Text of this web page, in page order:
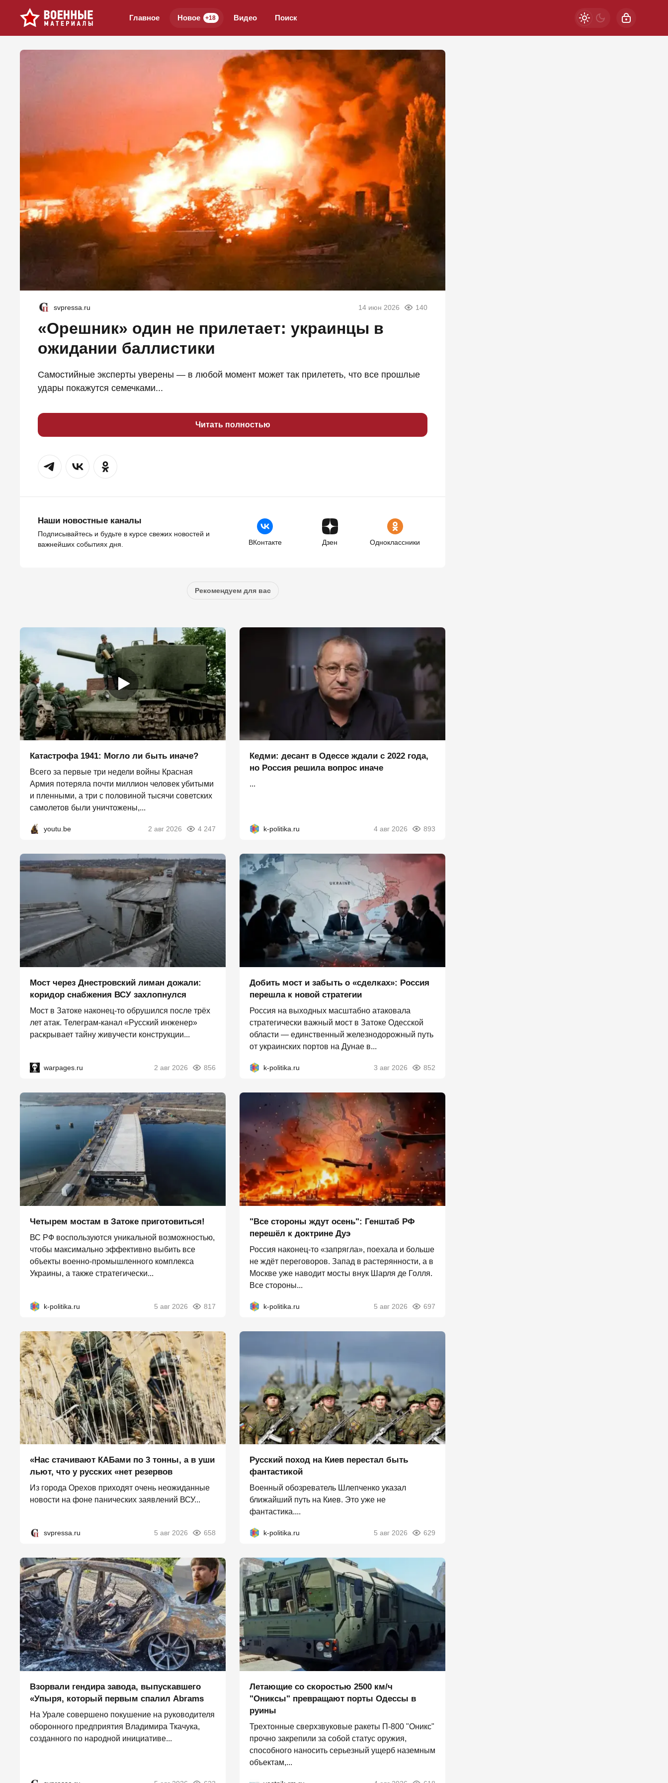
Главное Новое +18 Видео Поиск
svpressa.ru 14 июн 2026 140
«Орешник» один не прилетает: украинцы в
ожидании баллистики
Самостийные эксперты уверены — в любой момент может так прилететь, что все прошлые
удары покажутся семечками...
Читать полностью
Наши новостные каналы
Подписывайтесь и будьте в курсе свежих новостей и
важнейших событиях дня.
ВКонтакте Дзен Одноклассники
Рекомендуем для вас
Катастрофа 1941: Могло ли быть иначе?
Всего за первые три недели войны Красная
Армия потеряла почти миллион человек убитыми
и пленными, а три с половиной тысячи советских
самолетов были уничтожены,...
youtu.be 2 авг 2026 4 247
Кедми: десант в Одессе ждали с 2022 года,
но Россия решила вопрос иначе
...
k-politika.ru 4 авг 2026 893
Мост через Днестровский лиман дожали:
коридор снабжения ВСУ захлопнулся
Мост в Затоке наконец-то обрушился после трёх
лет атак. Телеграм-канал «Русский инженер»
раскрывает тайну живучести конструкции...
warpages.ru 2 авг 2026 856
Добить мост и забыть о «сделках»: Россия
перешла к новой стратегии
Россия на выходных масштабно атаковала
стратегически важный мост в Затоке Одесской
области — единственный железнодорожный путь
от украинских портов на Дунае в...
k-politika.ru 3 авг 2026 852
Четырем мостам в Затоке приготовиться!
ВС РФ воспользуются уникальной возможностью,
чтобы максимально эффективно выбить все
объекты военно-промышленного комплекса
Украины, а также стратегически...
k-politika.ru 5 авг 2026 817
"Все стороны ждут осень": Генштаб РФ
перешёл к доктрине Дуэ
Россия наконец-то «запрягла», поехала и больше
не ждёт переговоров. Запад в растерянности, а в
Москве уже наводит мосты внук Шарля де Голля.
Все стороны...
k-politika.ru 5 авг 2026 697
«Нас стачивают КАБами по 3 тонны, а в уши
льют, что у русских «нет резервов
Из города Орехов приходят очень неожиданные
новости на фоне панических заявлений ВСУ...
svpressa.ru 5 авг 2026 658
Русский поход на Киев перестал быть
фантастикой
Военный обозреватель Шлепченко указал
ближайший путь на Киев. Это уже не
фантастика....
k-politika.ru 5 авг 2026 629
Взорвали гендира завода, выпускавшего
«Упыря, который первым спалил Abrams
На Урале совершено покушение на руководителя
оборонного предприятия Владимира Ткачука,
созданного по народной инициативе...
Летающие со скоростью 2500 км/ч
"Ониксы" превращают порты Одессы в
руины
Трехтонные сверхзвуковые ракеты П‑800 "Оникс"
прочно закрепили за собой статус оружия,
способного наносить серьезный ущерб наземным
объектам,...